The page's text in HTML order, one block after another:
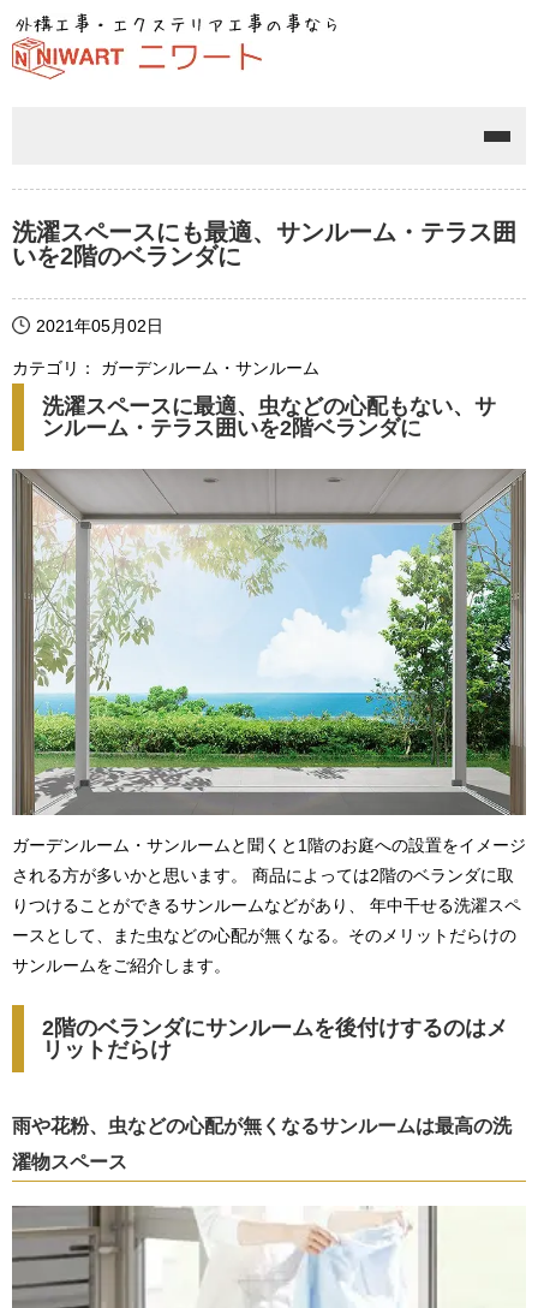
メニ
洗濯スペースにも最適、サンルーム・テラス囲
いを2階のベランダに
2021年05月02日
カテゴリ： ガーデンルーム・サンルーム
洗濯スペースに最適、虫などの心配もない、サ
ンルーム・テラス囲いを2階ベランダに
ガーデンルーム・サンルームと聞くと1階のお庭への設置をイメージ
される方が多いかと思います。 商品によっては2階のベランダに取
りつけることができるサンルームなどがあり、 年中干せる洗濯スペ
ースとして、また虫などの心配が無くなる。そのメリットだらけの
サンルームをご紹介します。
2階のベランダにサンルームを後付けするのはメ
リットだらけ
雨や花粉、虫などの心配が無くなるサンルームは最高の洗
濯物スペース